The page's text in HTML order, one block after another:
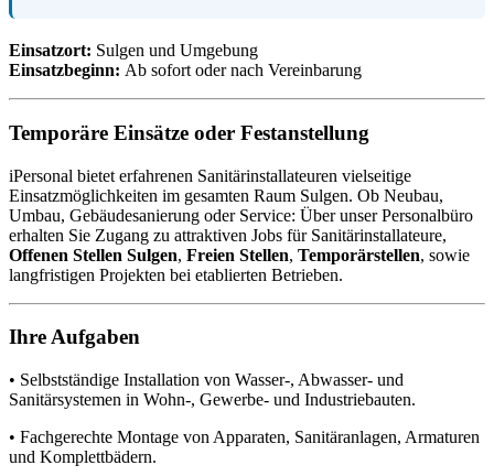
Einsatzort: Sulgen und Umgebung
Einsatzbeginn: Ab sofort oder nach Vereinbarung
Temporäre Einsätze oder Festanstellung
iPersonal bietet erfahrenen Sanitärinstallateuren vielseitige
Einsatzmöglichkeiten im gesamten Raum Sulgen. Ob Neubau,
Umbau, Gebäudesanierung oder Service: Über unser Personalbüro
erhalten Sie Zugang zu attraktiven Jobs für Sanitärinstallateure,
Offenen Stellen Sulgen, Freien Stellen, Temporärstellen, sowie
langfristigen Projekten bei etablierten Betrieben.
Ihre Aufgaben
• Selbstständige Installation von Wasser-, Abwasser- und
Sanitärsystemen in Wohn-, Gewerbe- und Industriebauten.
• Fachgerechte Montage von Apparaten, Sanitäranlagen, Armaturen
und Komplettbädern.